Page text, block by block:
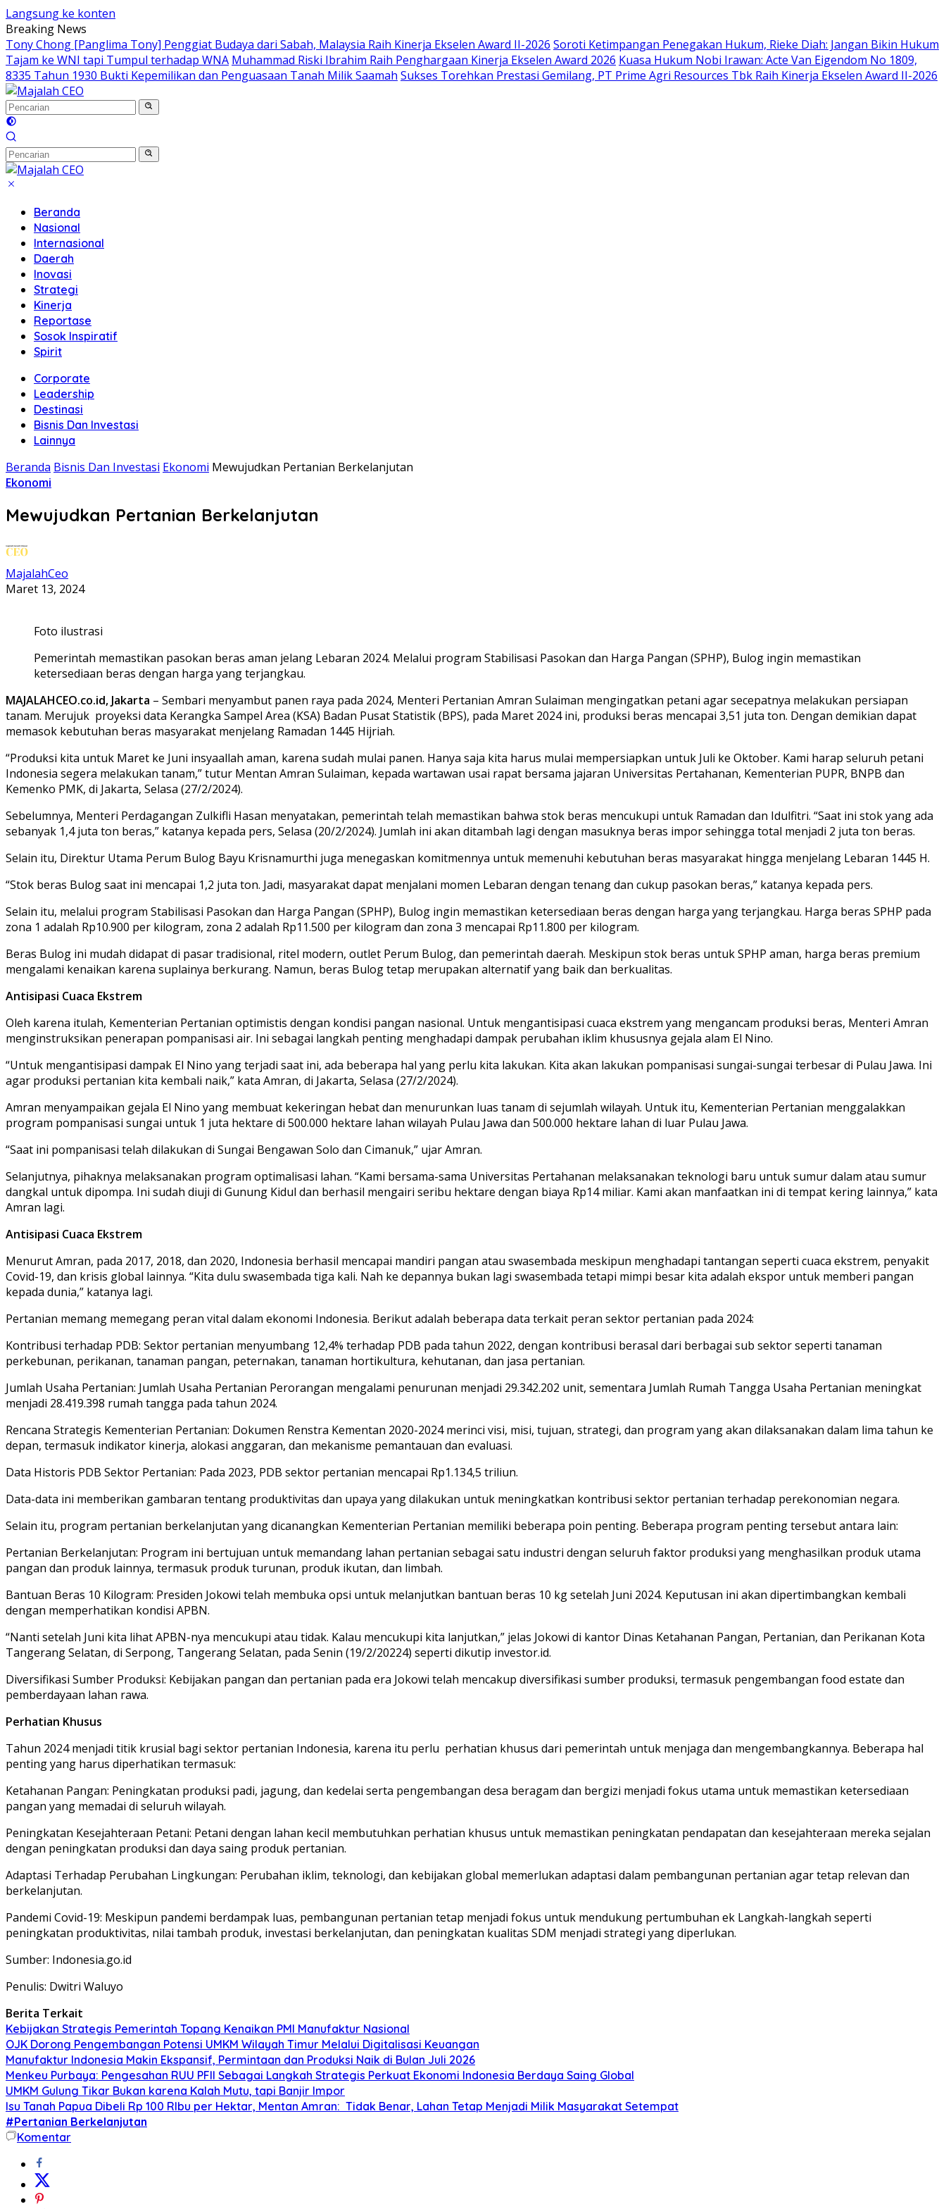
Langsung ke konten
Breaking News
Tony Chong [Panglima Tony] Penggiat Budaya dari Sabah, Malaysia Raih Kinerja Ekselen Award II-2026 Soroti Ketimpangan Penegakan Hukum, Rieke Diah: Jangan Bikin Hukum
Tajam ke WNI tapi Tumpul terhadap WNA Muhammad Riski Ibrahim Raih Penghargaan Kinerja Ekselen Award 2026 Kuasa Hukum Nobi Irawan: Acte Van Eigendom No 1809,
8335 Tahun 1930 Bukti Kepemilikan dan Penguasaan Tanah Milik Saamah Sukses Torehkan Prestasi Gemilang, PT Prime Agri Resources Tbk Raih Kinerja Ekselen Award II-2026
Beranda
Nasional
Internasional
Daerah
Inovasi
Strategi
Kinerja
Reportase
Sosok Inspiratif
Spirit
Corporate
Leadership
Destinasi
Bisnis Dan Investasi
Lainnya
Beranda Bisnis Dan Investasi Ekonomi Mewujudkan Pertanian Berkelanjutan
Ekonomi
Mewujudkan Pertanian Berkelanjutan
MajalahCeo
Maret 13, 2024
Foto ilustrasi
Pemerintah memastikan pasokan beras aman jelang Lebaran 2024. Melalui program Stabilisasi Pasokan dan Harga Pangan (SPHP), Bulog ingin memastikan
ketersediaan beras dengan harga yang terjangkau.
MAJALAHCEO.co.id, Jakarta – Sembari menyambut panen raya pada 2024, Menteri Pertanian Amran Sulaiman mengingatkan petani agar secepatnya melakukan persiapan
tanam. Merujuk proyeksi data Kerangka Sampel Area (KSA) Badan Pusat Statistik (BPS), pada Maret 2024 ini, produksi beras mencapai 3,51 juta ton. Dengan demikian dapat
memasok kebutuhan beras masyarakat menjelang Ramadan 1445 Hijriah.
“Produksi kita untuk Maret ke Juni insyaallah aman, karena sudah mulai panen. Hanya saja kita harus mulai mempersiapkan untuk Juli ke Oktober. Kami harap seluruh petani
Indonesia segera melakukan tanam,” tutur Mentan Amran Sulaiman, kepada wartawan usai rapat bersama jajaran Universitas Pertahanan, Kementerian PUPR, BNPB dan
Kemenko PMK, di Jakarta, Selasa (27/2/2024).
Sebelumnya, Menteri Perdagangan Zulkifli Hasan menyatakan, pemerintah telah memastikan bahwa stok beras mencukupi untuk Ramadan dan Idulfitri. “Saat ini stok yang ada
sebanyak 1,4 juta ton beras,” katanya kepada pers, Selasa (20/2/2024). Jumlah ini akan ditambah lagi dengan masuknya beras impor sehingga total menjadi 2 juta ton beras.
Selain itu, Direktur Utama Perum Bulog Bayu Krisnamurthi juga menegaskan komitmennya untuk memenuhi kebutuhan beras masyarakat hingga menjelang Lebaran 1445 H.
“Stok beras Bulog saat ini mencapai 1,2 juta ton. Jadi, masyarakat dapat menjalani momen Lebaran dengan tenang dan cukup pasokan beras,” katanya kepada pers.
Selain itu, melalui program Stabilisasi Pasokan dan Harga Pangan (SPHP), Bulog ingin memastikan ketersediaan beras dengan harga yang terjangkau. Harga beras SPHP pada
zona 1 adalah Rp10.900 per kilogram, zona 2 adalah Rp11.500 per kilogram dan zona 3 mencapai Rp11.800 per kilogram.
Beras Bulog ini mudah didapat di pasar tradisional, ritel modern, outlet Perum Bulog, dan pemerintah daerah. Meskipun stok beras untuk SPHP aman, harga beras premium
mengalami kenaikan karena suplainya berkurang. Namun, beras Bulog tetap merupakan alternatif yang baik dan berkualitas.
Antisipasi Cuaca Ekstrem
Oleh karena itulah, Kementerian Pertanian optimistis dengan kondisi pangan nasional. Untuk mengantisipasi cuaca ekstrem yang mengancam produksi beras, Menteri Amran
menginstruksikan penerapan pompanisasi air. Ini sebagai langkah penting menghadapi dampak perubahan iklim khususnya gejala alam El Nino.
“Untuk mengantisipasi dampak El Nino yang terjadi saat ini, ada beberapa hal yang perlu kita lakukan. Kita akan lakukan pompanisasi sungai-sungai terbesar di Pulau Jawa. Ini
agar produksi pertanian kita kembali naik,” kata Amran, di Jakarta, Selasa (27/2/2024).
Amran menyampaikan gejala El Nino yang membuat kekeringan hebat dan menurunkan luas tanam di sejumlah wilayah. Untuk itu, Kementerian Pertanian menggalakkan
program pompanisasi sungai untuk 1 juta hektare di 500.000 hektare lahan wilayah Pulau Jawa dan 500.000 hektare lahan di luar Pulau Jawa.
“Saat ini pompanisasi telah dilakukan di Sungai Bengawan Solo dan Cimanuk,” ujar Amran.
Selanjutnya, pihaknya melaksanakan program optimalisasi lahan. “Kami bersama-sama Universitas Pertahanan melaksanakan teknologi baru untuk sumur dalam atau sumur
dangkal untuk dipompa. Ini sudah diuji di Gunung Kidul dan berhasil mengairi seribu hektare dengan biaya Rp14 miliar. Kami akan manfaatkan ini di tempat kering lainnya,” kata
Amran lagi.
Antisipasi Cuaca Ekstrem
Menurut Amran, pada 2017, 2018, dan 2020, Indonesia berhasil mencapai mandiri pangan atau swasembada meskipun menghadapi tantangan seperti cuaca ekstrem, penyakit
Covid-19, dan krisis global lainnya. “Kita dulu swasembada tiga kali. Nah ke depannya bukan lagi swasembada tetapi mimpi besar kita adalah ekspor untuk memberi pangan
kepada dunia,” katanya lagi.
Pertanian memang memegang peran vital dalam ekonomi Indonesia. Berikut adalah beberapa data terkait peran sektor pertanian pada 2024:
Kontribusi terhadap PDB: Sektor pertanian menyumbang 12,4% terhadap PDB pada tahun 2022, dengan kontribusi berasal dari berbagai sub sektor seperti tanaman
perkebunan, perikanan, tanaman pangan, peternakan, tanaman hortikultura, kehutanan, dan jasa pertanian.
Jumlah Usaha Pertanian: Jumlah Usaha Pertanian Perorangan mengalami penurunan menjadi 29.342.202 unit, sementara Jumlah Rumah Tangga Usaha Pertanian meningkat
menjadi 28.419.398 rumah tangga pada tahun 2024.
Rencana Strategis Kementerian Pertanian: Dokumen Renstra Kementan 2020-2024 merinci visi, misi, tujuan, strategi, dan program yang akan dilaksanakan dalam lima tahun ke
depan, termasuk indikator kinerja, alokasi anggaran, dan mekanisme pemantauan dan evaluasi.
Data Historis PDB Sektor Pertanian: Pada 2023, PDB sektor pertanian mencapai Rp1.134,5 triliun.
Data-data ini memberikan gambaran tentang produktivitas dan upaya yang dilakukan untuk meningkatkan kontribusi sektor pertanian terhadap perekonomian negara.
Selain itu, program pertanian berkelanjutan yang dicanangkan Kementerian Pertanian memiliki beberapa poin penting. Beberapa program penting tersebut antara lain:
Pertanian Berkelanjutan: Program ini bertujuan untuk memandang lahan pertanian sebagai satu industri dengan seluruh faktor produksi yang menghasilkan produk utama
pangan dan produk lainnya, termasuk produk turunan, produk ikutan, dan limbah.
Bantuan Beras 10 Kilogram: Presiden Jokowi telah membuka opsi untuk melanjutkan bantuan beras 10 kg setelah Juni 2024. Keputusan ini akan dipertimbangkan kembali
dengan memperhatikan kondisi APBN.
“Nanti setelah Juni kita lihat APBN-nya mencukupi atau tidak. Kalau mencukupi kita lanjutkan,” jelas Jokowi di kantor Dinas Ketahanan Pangan, Pertanian, dan Perikanan Kota
Tangerang Selatan, di Serpong, Tangerang Selatan, pada Senin (19/2/20224) seperti dikutip investor.id.
Diversifikasi Sumber Produksi: Kebijakan pangan dan pertanian pada era Jokowi telah mencakup diversifikasi sumber produksi, termasuk pengembangan food estate dan
pemberdayaan lahan rawa.
Perhatian Khusus
Tahun 2024 menjadi titik krusial bagi sektor pertanian Indonesia, karena itu perlu perhatian khusus dari pemerintah untuk menjaga dan mengembangkannya. Beberapa hal
penting yang harus diperhatikan termasuk:
Ketahanan Pangan: Peningkatan produksi padi, jagung, dan kedelai serta pengembangan desa beragam dan bergizi menjadi fokus utama untuk memastikan ketersediaan
pangan yang memadai di seluruh wilayah.
Peningkatan Kesejahteraan Petani: Petani dengan lahan kecil membutuhkan perhatian khusus untuk memastikan peningkatan pendapatan dan kesejahteraan mereka sejalan
dengan peningkatan produksi dan daya saing produk pertanian.
Adaptasi Terhadap Perubahan Lingkungan: Perubahan iklim, teknologi, dan kebijakan global memerlukan adaptasi dalam pembangunan pertanian agar tetap relevan dan
berkelanjutan.
Pandemi Covid-19: Meskipun pandemi berdampak luas, pembangunan pertanian tetap menjadi fokus untuk mendukung pertumbuhan ek Langkah-langkah seperti
peningkatan produktivitas, nilai tambah produk, investasi berkelanjutan, dan peningkatan kualitas SDM menjadi strategi yang diperlukan.
Sumber: Indonesia.go.id
Penulis: Dwitri Waluyo
Berita Terkait
Kebijakan Strategis Pemerintah Topang Kenaikan PMI Manufaktur Nasional
OJK Dorong Pengembangan Potensi UMKM Wilayah Timur Melalui Digitalisasi Keuangan
Manufaktur Indonesia Makin Ekspansif, Permintaan dan Produksi Naik di Bulan Juli 2026
Menkeu Purbaya: Pengesahan RUU PFII Sebagai Langkah Strategis Perkuat Ekonomi Indonesia Berdaya Saing Global
UMKM Gulung Tikar Bukan karena Kalah Mutu, tapi Banjir Impor
Isu Tanah Papua Dibeli Rp 100 RIbu per Hektar, Mentan Amran: Tidak Benar, Lahan Tetap Menjadi Milik Masyarakat Setempat
#Pertanian Berkelanjutan
Komentar